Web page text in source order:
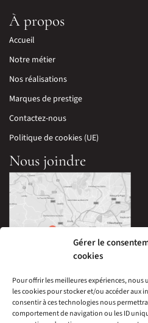
Gérer le
cookies
Pour offrir les meilleures expériences,
les cookies pour stocker et/ou accéder aux
consentir à ces technologies nous
comportement de navigation ou les ID
À propos
Accueil
Notre métier
Nos réalisations
Marques de prestige
Contactez-nous
Politique de cookies (UE)
Nous joindre
33 Avenue Edouard Millaud,
69290 Craponne, France